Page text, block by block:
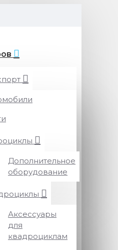
Дополнительное
оборудование
Аксессуары
для
квадроциклам